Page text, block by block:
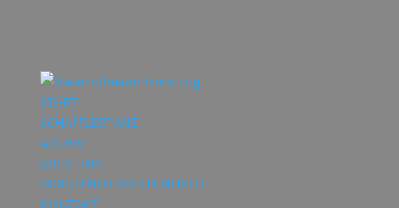
START
SCHÄFFLERTANZ
ARCHIV
ÜBER UNS
VORSTAND UND HAINHALLE
KONTAKT